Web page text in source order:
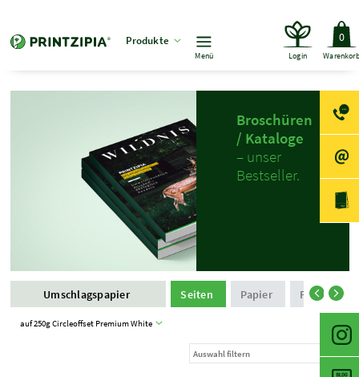
Produkte
Menü Login
0
Broschüren
/ Kataloge
– unser
Bestseller.
Umschlagspapier
auf 250g Circleoffset Premium White
Seiten Papier Farbe